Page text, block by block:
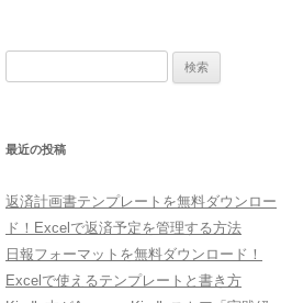
最近の投稿
返済計画書テンプレートを無料ダウンロー
ド！Excelで返済予定を管理する方法
日報フォーマットを無料ダウンロード！
Excelで使えるテンプレートと書き方